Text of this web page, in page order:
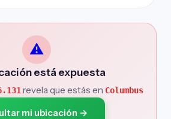
⚠️
está expuesta
revela que estás en Columbus
mi ubicación →